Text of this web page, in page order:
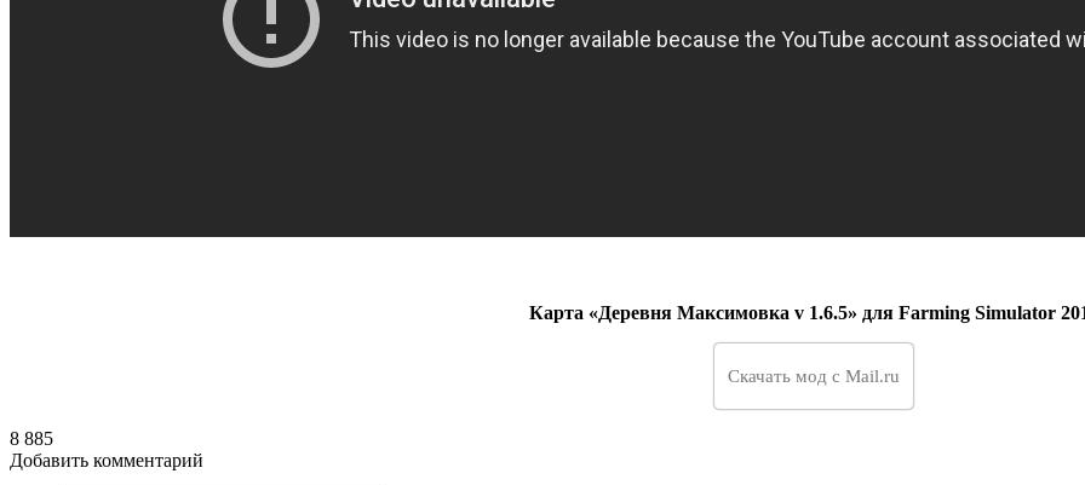
Карта «Деревня Максимовка v 1.6.5» для Farming Simulator
Скачать мод с Mail.ru
8 885
Добавить комментарий